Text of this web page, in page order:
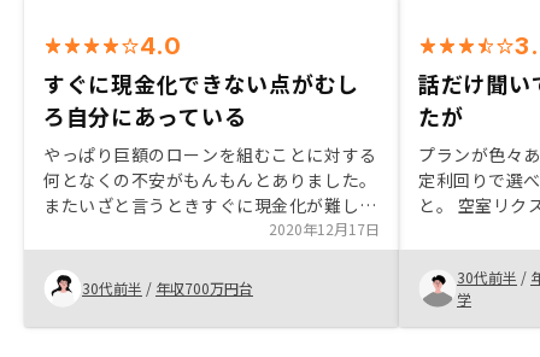
4.0
すぐに現金化できない点がむし
ろ自分にあっている
やっぱり巨額のローンを組むことに対する
何となくの不安がもんもんとありました。
またいざと言うときすぐに現金化が難しい
ところも、今が本当に買い時か？というと
ころも。 でも自分の消費パターン考えた
時にむしろ現金化が難しいからこそメリッ
トになるところ、自己資金が少なくても始
められることが魅力的と感じるようにな
2020年12月17日
30代前半 / 年収700万円台
話だけ聞い
たが
プランが色々
定利回りで選
と。 空室リク
その点が安心
けになった。
てるので、リ
不動産投資に
30代前半 /
学